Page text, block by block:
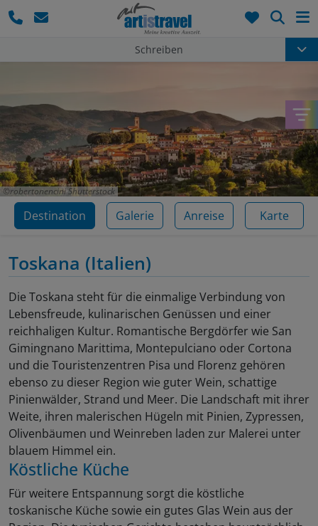
Schreiben
robertonencini Shutterstock
Destination Galerie Anreise Karte
Toskana (Italien)
Die Toskana steht für die einmalige Verbindung von
Lebensfreude, kulinarischen Genüssen und einer
reichhaligen Kultur. Romantische Bergdörfer wie San
Gimingnano Marittima, Montepulciano oder Cortona
und die Touristenzentren Pisa und Florenz gehören
ebenso zu dieser Region wie guter Wein, schattige
Pinienwälder, Strand und Meer. Die Landschaft mit ihrer
Weite, ihren malerischen Hügeln mit Pinien, Zypressen,
Olivenbäumen und Weinreben laden zur Malerei unter
blauem Himmel ein.
Köstliche Küche
Für weitere Entspannung sorgt die köstliche
toskanische Küche sowie ein gutes Glas Wein aus der